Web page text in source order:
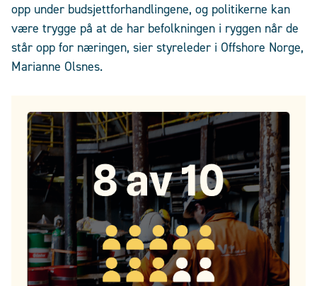
opp under budsjettforhandlingene, og politikerne kan
være trygge på at de har befolkningen i ryggen når de
står opp for næringen, sier styreleder i Offshore Norge,
Marianne Olsnes.